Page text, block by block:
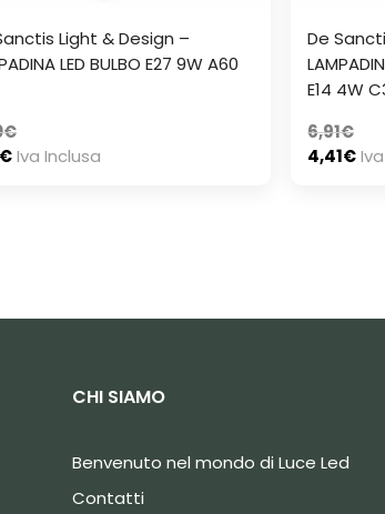
Light & Design –
LED BULBO E27 9W A60
€
€Iva Inclusa
De
E14 4W
6,91€
4,41€
CHI SIAMO
Benvenuto nel mondo di Luce Led
Contatti